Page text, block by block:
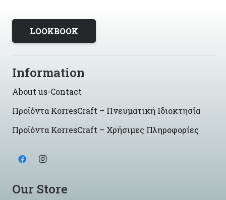
LOOKBOOK
Information
About us-Contact
Προϊόντα KorresCraft – Πνευματική Ιδιοκτησία
Προϊόντα KorresCraft – Χρήσιμες Πληροφορίες
Our Store